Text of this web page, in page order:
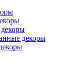
декоры